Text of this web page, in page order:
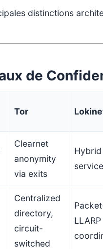
distinctions
de
Tor
Clearnet
anonymity
via exits
Hybrid
Centralized
directory,
circuit-
switched